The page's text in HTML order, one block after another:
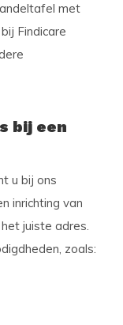
met
Findicare
bij een
u bij ons
inrichting van
juiste adres.
zoals: